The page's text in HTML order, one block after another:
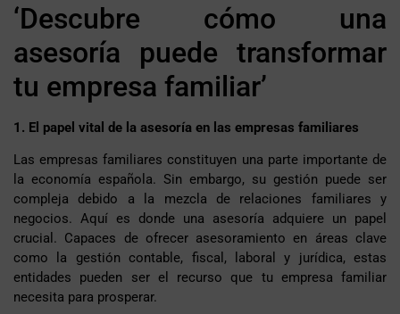
‘Descubre cómo una
asesoría puede transformar
tu empresa familiar’
1. El papel vital de la asesoría en las empresas familiares
Las empresas familiares constituyen una parte importante de
la economía española. Sin embargo, su gestión puede ser
compleja debido a la mezcla de relaciones familiares y
negocios. Aquí es donde una asesoría adquiere un papel
crucial. Capaces de ofrecer asesoramiento en áreas clave
como la gestión contable, fiscal, laboral y jurídica, estas
entidades pueden ser el recurso que tu empresa familiar
necesita para prosperar.